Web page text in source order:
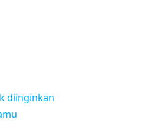
diinginkan